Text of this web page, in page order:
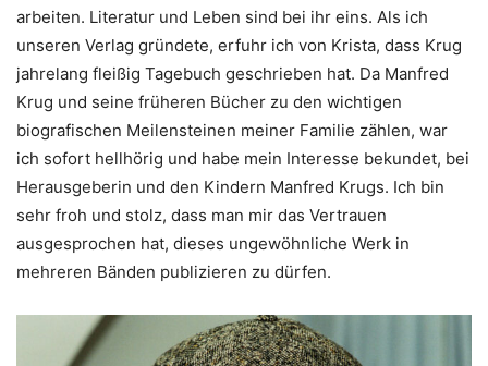
arbeiten. Literatur und Leben sind bei ihr eins. Als ich
unseren Verlag gründete, erfuhr ich von Krista, dass Krug
jahrelang fleißig Tagebuch geschrieben hat. Da Manfred
Krug und seine früheren Bücher zu den wichtigen
biografischen Meilensteinen meiner Familie zählen, war
ich sofort hellhörig und habe mein Interesse bekundet, bei
Herausgeberin und den Kindern Manfred Krugs. Ich bin
sehr froh und stolz, dass man mir das Vertrauen
ausgesprochen hat, dieses ungewöhnliche Werk in
mehreren Bänden publizieren zu dürfen.